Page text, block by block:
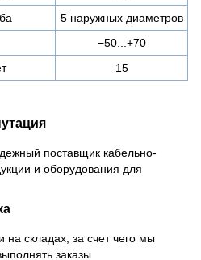
5 наружных диаметров
−50...+70
15
поставщик кабельно-
и оборудования для
на складах, за счет чего мы
заказы